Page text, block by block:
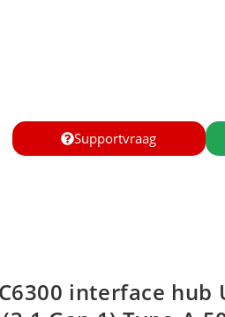
Supportvraag
interface hub